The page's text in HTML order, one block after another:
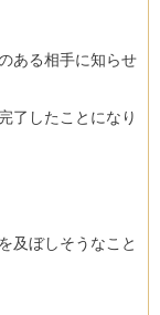
ある相手に知らせ
了したことになり
及ぼしそうなこと